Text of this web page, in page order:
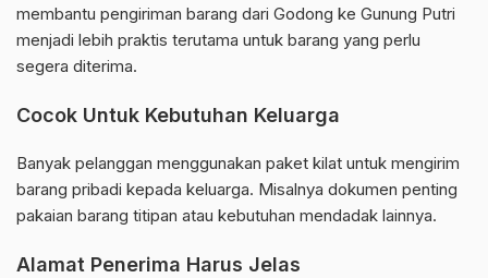
membantu pengiriman barang dari Godong ke Gunung Putri
menjadi lebih praktis terutama untuk barang yang perlu
segera diterima.
Cocok Untuk Kebutuhan Keluarga
Banyak pelanggan menggunakan paket kilat untuk mengirim
barang pribadi kepada keluarga. Misalnya dokumen penting
pakaian barang titipan atau kebutuhan mendadak lainnya.
Alamat Penerima Harus Jelas